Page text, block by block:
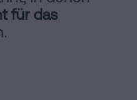
für das